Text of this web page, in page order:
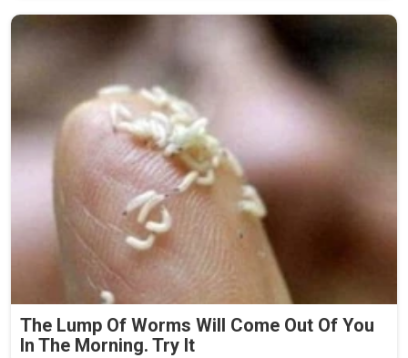
The Lump Of Worms Will Come Out Of You
In The Morning. Try It